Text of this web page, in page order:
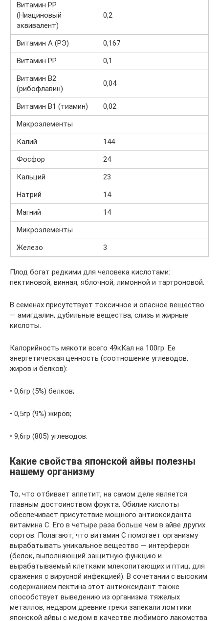
Витамин PP
(Ниациновый
эквивалент)
0,2
Витамин A (РЭ)
0,167
Витамин PP
0,1
Витамин B2
(рибофлавин)
0,04
Витамин B1 (тиамин)
0,02
Макроэлементы
Калий
144
Фосфор
24
Кальций
23
Натрий
14
Магний
14
Микроэлементы
Железо
3
Плод богат редкими для человека кислотами:
пектиновой, винная, яблочной, лимонной и тартроновой.
В семенах присутствует токсичное и опасное вещество
— амигдалин, дубильные вещества, слизь и жирные
кислоты.
Калорийность мякоти всего 49кКал на 100гр. Ее
энергетическая ценность (соотношение углеводов,
жиров и белков):
• 0,6гр (5%) белков;
• 0,5гр (9%) жиров;
• 9,6гр (805) углеводов.
Какие свойства японской айвы полезны
нашему организму
То, что отбивает аппетит, на самом деле является
главным достоинством фрукта. Обилие кислоты
обеспечивает присутствие мощного антиоксиданта
витамина С. Его в четыре раза больше чем в айве других
сортов. Полагают, что витамин С помогает организму
вырабатывать уникальное вещество — интерферон
(белок, выполняющий защитную функцию и
вырабатываемый клетками млекопитающих и птиц, для
сражения с вирусной инфекцией). В сочетании с высоким
содержанием пектина этот антиоксидант также
способствует выведению из организма тяжелых
металлов, недаром древние греки запекали ломтики
японской айвы с медом в качестве любимого лакомства